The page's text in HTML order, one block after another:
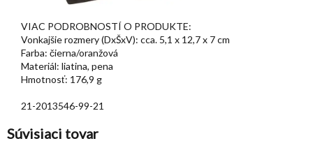
VIAC PODROBNOSTÍ O PRODUKTE:
Vonkajšie rozmery (DxŠxV): cca. 5,1 x 12,7 x 7 cm
Farba: čierna/oranžová
Materiál: liatina, pena
Hmotnosť: 176,9 g
21-2013546-99-21
Súvisiaci tovar